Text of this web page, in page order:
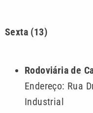
Sexta (13)
Rodoviária de
Endereço: Rua
Industrial